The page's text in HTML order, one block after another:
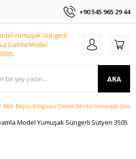
+90 545 965 29 44
ARA
Nbb Beyaz Dolgusuz Damla Model Yumuşak